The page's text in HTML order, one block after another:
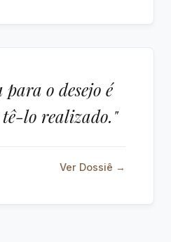
o desejo é
lo realizado."
Ver Dossiê →